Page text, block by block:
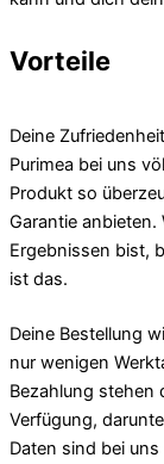
Vorteile
Deine
Purimea bei uns
Produkt so
Garantie
Ergebnissen bist,
ist das.
Deine Bestellung
nur wenigen
Bezahlung stehen
Verfügung,
Daten sind bei